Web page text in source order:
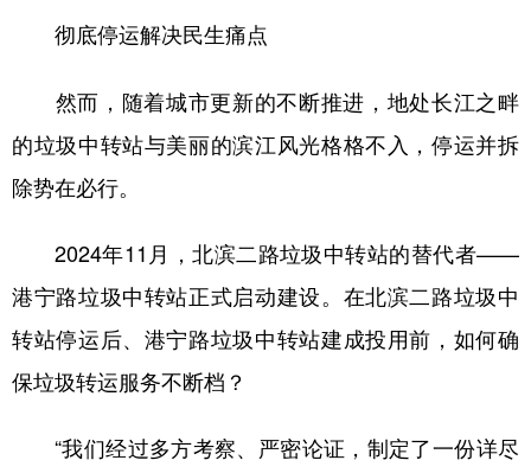
彻底停运解决民生痛点
然而，随着城市更新的不断推进，地处长江之畔
的垃圾中转站与美丽的滨江风光格格不入，停运并拆
除势在必行。
2024年11月，北滨二路垃圾中转站的替代者——
港宁路垃圾中转站正式启动建设。在北滨二路垃圾中
转站停运后、港宁路垃圾中转站建成投用前，如何确
保垃圾转运服务不断档？
“我们经过多方考察、严密论证，制定了一份详尽